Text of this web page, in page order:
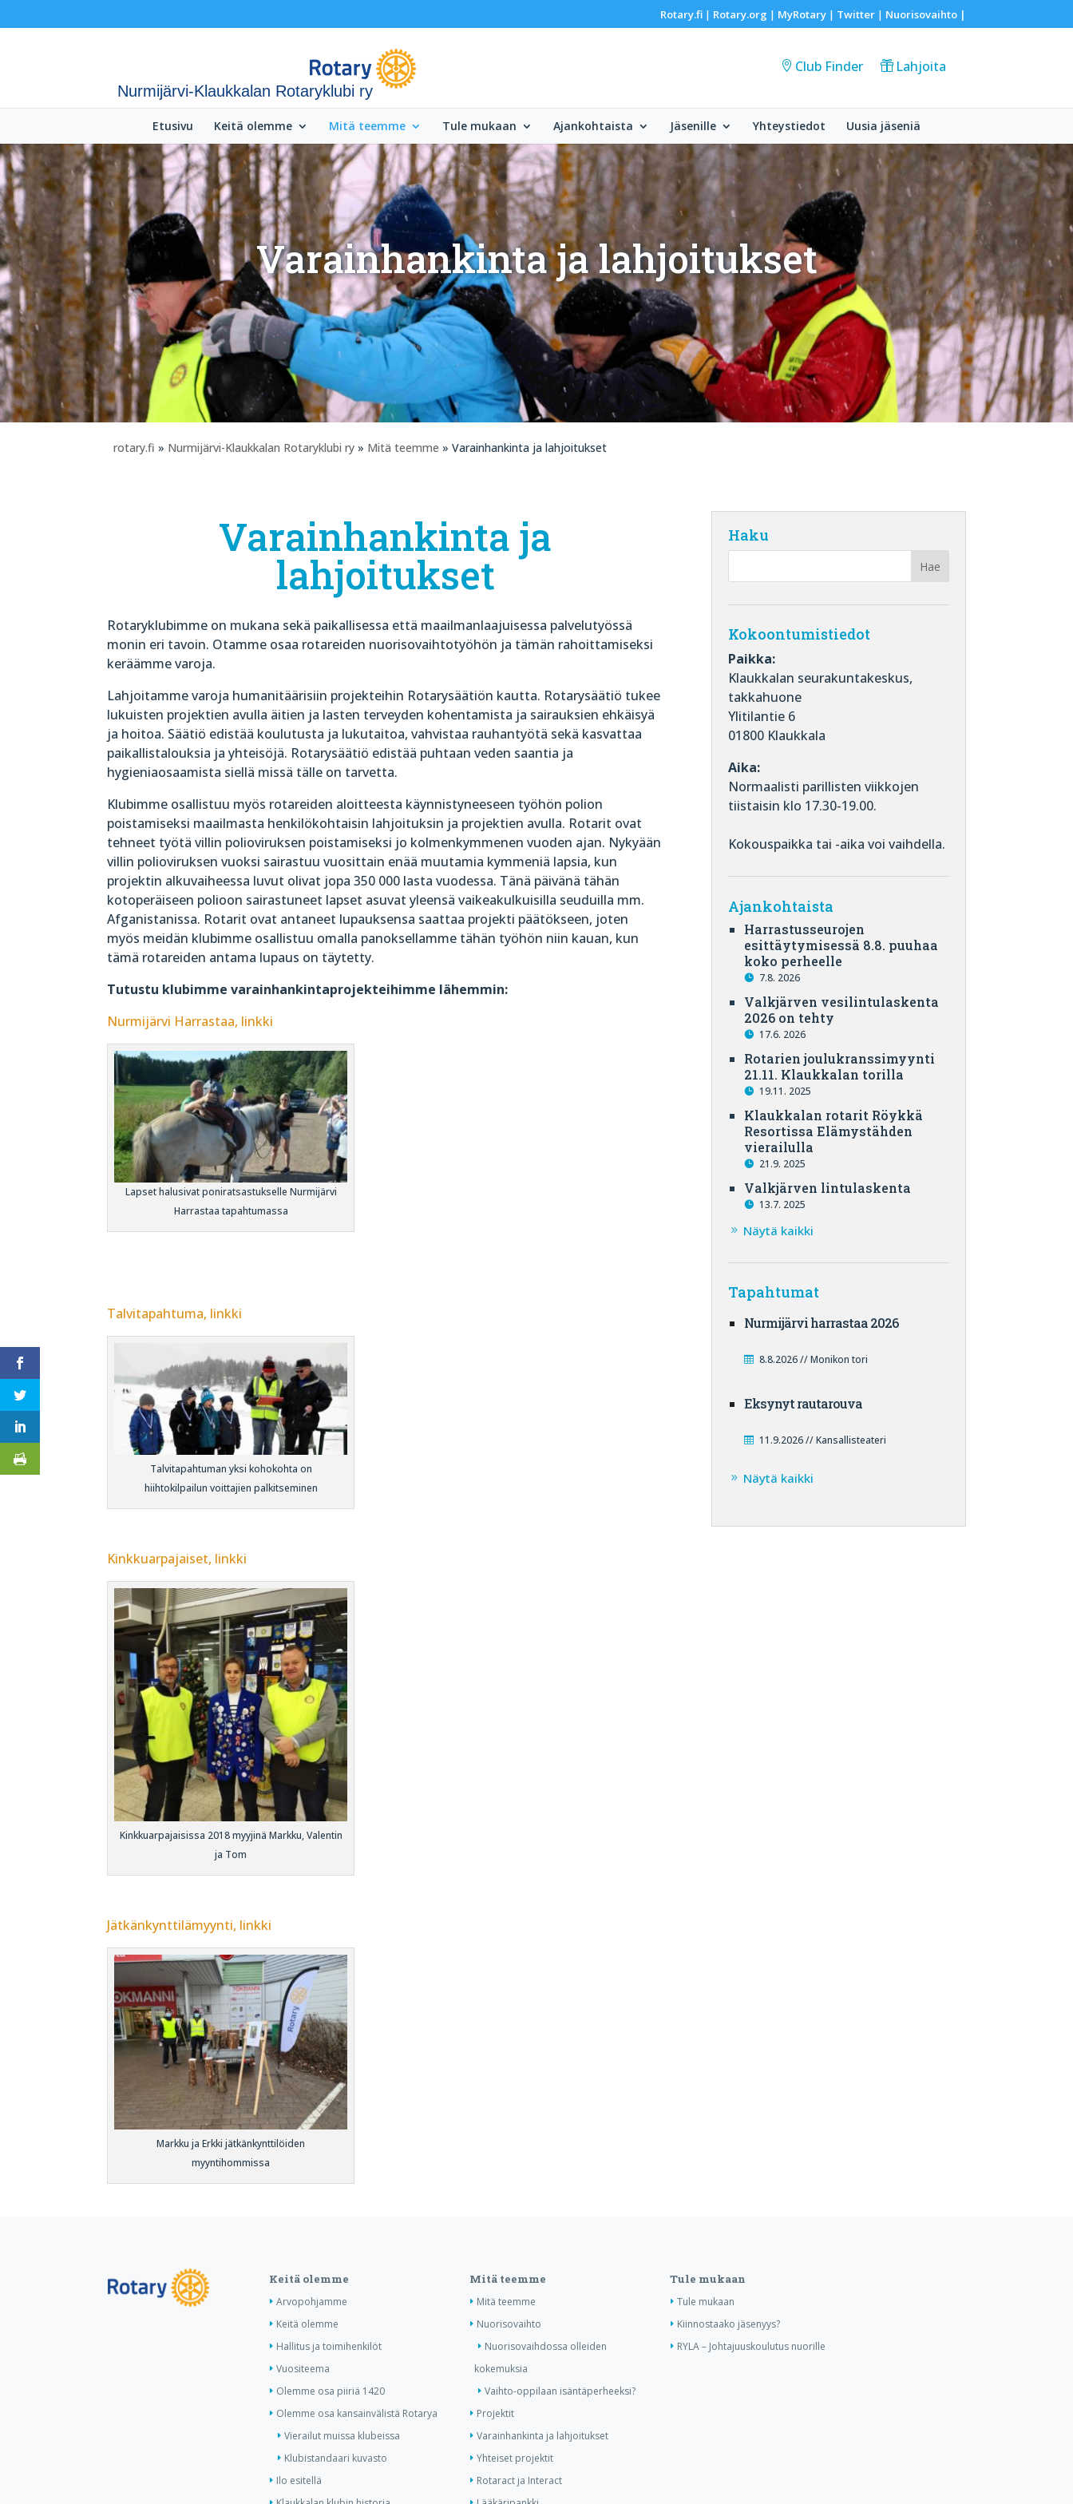
Rotary.fi| Rotary.org | MyRotary| Twitter| Nuorisovaihto|
Nurmijärvi-Klaukkalan Rotaryklubi ry
Club Finder Lahjoita
Etusivu Keitä olemme Mitä teemme Tule mukaan Ajankohtaista Jäsenille Yhteystiedot Uusia jäseniä
Varainhankinta ja lahjoitukset
rotary.fi » Nurmijärvi-Klaukkalan Rotaryklubi ry » Mitä teemme » Varainhankinta ja lahjoitukset
Varainhankinta ja
lahjoitukset
Rotaryklubimme on mukana sekä paikallisessa että maailmanlaajuisessa palvelutyössä
monin eri tavoin. Otamme osaa rotareiden nuorisovaihtotyöhön ja tämän rahoittamiseksi
keräämme varoja.
Lahjoitamme varoja humanitäärisiin projekteihin Rotarysäätiön kautta. Rotarysäätiö tukee
lukuisten projektien avulla äitien ja lasten terveyden kohentamista ja sairauksien ehkäisyä
ja hoitoa. Säätiö edistää koulutusta ja lukutaitoa, vahvistaa rauhantyötä sekä kasvattaa
paikallistalouksia ja yhteisöjä. Rotarysäätiö edistää puhtaan veden saantia ja
hygieniaosaamista siellä missä tälle on tarvetta.
Klubimme osallistuu myös rotareiden aloitteesta käynnistyneeseen työhön polion
poistamiseksi maailmasta henkilökohtaisin lahjoituksin ja projektien avulla. Rotarit ovat
tehneet työtä villin polioviruksen poistamiseksi jo kolmenkymmenen vuoden ajan. Nykyään
villin polioviruksen vuoksi sairastuu vuosittain enää muutamia kymmeniä lapsia, kun
projektin alkuvaiheessa luvut olivat jopa 350 000 lasta vuodessa. Tänä päivänä tähän
kotoperäiseen polioon sairastuneet lapset asuvat yleensä vaikeakulkuisilla seuduilla mm.
Afganistanissa. Rotarit ovat antaneet lupauksensa saattaa projekti päätökseen, joten
myös meidän klubimme osallistuu omalla panoksellamme tähän työhön niin kauan, kun
tämä rotareiden antama lupaus on täytetty.
Tutustu klubimme varainhankintaprojekteihimme lähemmin:
Nurmijärvi Harrastaa, linkki
Lapset halusivat poniratsastukselle Nurmijärvi
Harrastaa tapahtumassa
Talvitapahtuma, linkki
Talvitapahtuman yksi kohokohta on
hiihtokilpailun voittajien palkitseminen
Kinkkuarpajaiset, linkki
Kinkkuarpajaisissa 2018 myyjinä Markku, Valentin
ja Tom
Jätkänkynttilämyynti, linkki
Markku ja Erkki jätkänkynttilöiden
myyntihommissa
Haku
Kokoontumistiedot
Paikka:
Klaukkalan seurakuntakeskus,
takkahuone
Ylitilantie 6
01800 Klaukkala
Aika:
Normaalisti parillisten viikkojen
tiistaisin klo 17.30-19.00.
Kokouspaikka tai -aika voi vaihdella.
Ajankohtaista
Harrastusseurojen
esittäytymisessä 8.8. puuhaa
koko perheelle
7.8. 2026
Valkjärven vesilintulaskenta
2026 on tehty
17.6. 2026
Rotarien joulukranssimyynti
21.11. Klaukkalan torilla
19.11. 2025
Klaukkalan rotarit Röykkä
Resortissa Elämystähden
vierailulla
21.9. 2025
Valkjärven lintulaskenta
13.7. 2025
Näytä kaikki
Tapahtumat
Nurmijärvi harrastaa 2026
8.8.2026 // Monikon tori
Eksynyt rautarouva
11.9.2026 // Kansallisteateri
Näytä kaikki
Keitä olemme
Arvopohjamme
Keitä olemme
Hallitus ja toimihenkilöt
Vuositeema
Olemme osa piiriä 1420
Olemme osa kansainvälistä Rotarya
Vierailut muissa klubeissa
Klubistandaari kuvasto
Ilo esitellä
Mitä teemme
Mitä teemme
Nuorisovaihto
Nuorisovaihdossa olleiden
kokemuksia
Vaihto-oppilaan isäntäperheeksi?
Projektit
Varainhankinta ja lahjoitukset
Yhteiset projektit
Rotaract ja Interact
Tule mukaan
Tule mukaan
Kiinnostaako jäsenyys?
RYLA – Johtajuuskoulutus nuorille